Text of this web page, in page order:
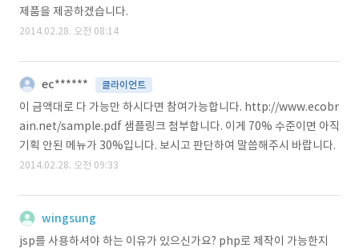
제품을 제공하겠습니다.
2014.02.28. 오전 08:14
ec****** 클라이언트
이 금액대로 다 가능만 하시다면 참여가능합니다. http://www.ecobr
ain.net/sample.pdf 샘플링크 첨부합니다. 이게 70% 수준이면 아직
기획 안된 메뉴가 30%입니다. 보시고 판단하여 말씀해주시 바랍니다.
2014.02.28. 오전 09:33
wingsung
jsp를 사용하셔야 하는 이유가 있으신가요? php로 제작이 가능한지